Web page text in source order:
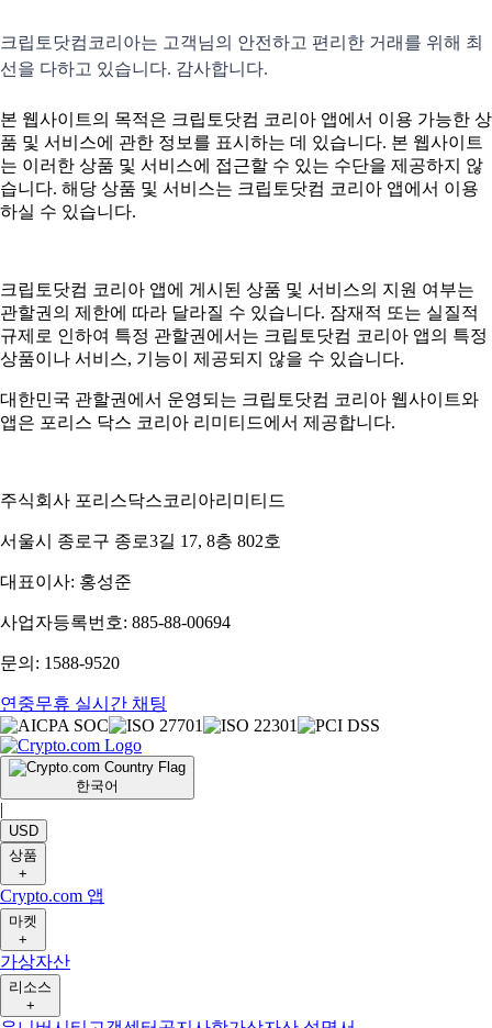
크립토닷컴코리아는 고객님의 안전하고 편리한 거래를 위해 최
선을 다하고 있습니다. 감사합니다.
본 웹사이트의 목적은 크립토닷컴 코리아 앱에서 이용 가능한 상
품 및 서비스에 관한 정보를 표시하는 데 있습니다. 본 웹사이트
는 이러한 상품 및 서비스에 접근할 수 있는 수단을 제공하지 않
습니다. 해당 상품 및 서비스는 크립토닷컴 코리아 앱에서 이용
하실 수 있습니다.
크립토닷컴 코리아 앱에 게시된 상품 및 서비스의 지원 여부는
관할권의 제한에 따라 달라질 수 있습니다. 잠재적 또는 실질적
규제로 인하여 특정 관할권에서는 크립토닷컴 코리아 앱의 특정
상품이나 서비스, 기능이 제공되지 않을 수 있습니다.
대한민국 관할권에서 운영되는 크립토닷컴 코리아 웹사이트와
앱은 포리스 닥스 코리아 리미티드에서 제공합니다.
주식회사 포리스닥스코리아리미티드
서울시 종로구 종로3길 17, 8층 802호
대표이사: 홍성준
사업자등록번호: 885-88-00694
문의: 1588-9520
연중무휴 실시간 채팅
한국어
|
USD
상품
+
Crypto.com 앱
마켓
+
가상자산
리소스
+